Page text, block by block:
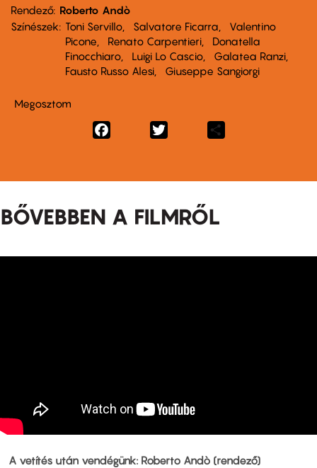
Rendező Roberto Andò
Színészek
Toni Servillo Salvatore Ficarra
Valentino
Picone
Renato Carpentieri
Donatella
Finocchiaro
Luigi Lo Cascio
Galatea Ranzi
Fausto Russo Alesi
Giuseppe Sangiorgi
Megosztom
Facebook
BŐVEBBEN A FILMRŐL
A vetítés után vendégünk: Roberto Andò (rendező)